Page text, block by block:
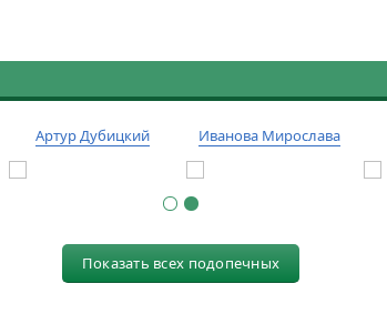
Артур Дубицкий Иванова Мирослава
Показать всех подопечных